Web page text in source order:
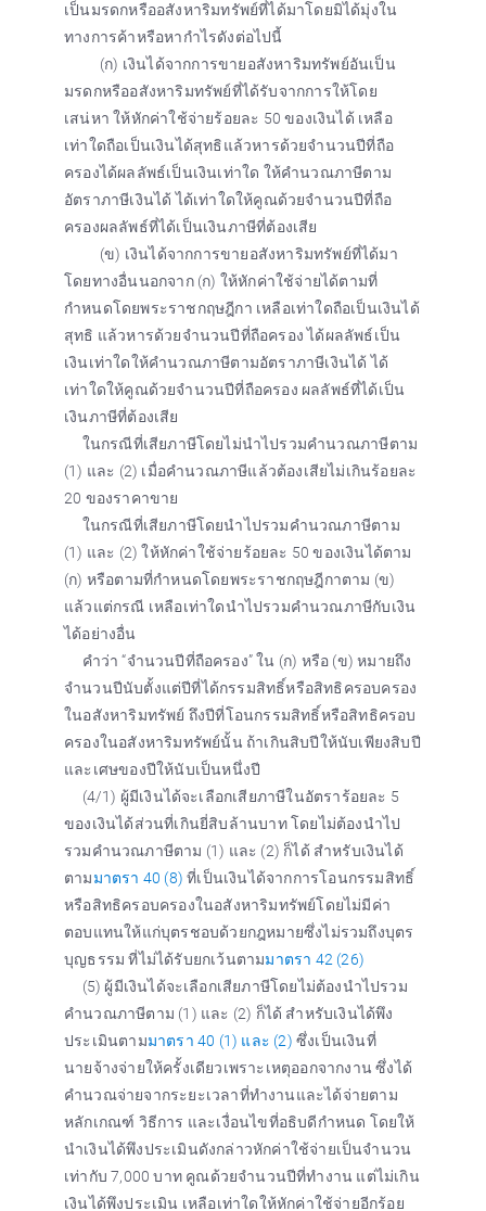
เป็นมรดกหรืออสังหาริมทรัพย์ที่ได้มาโดยมิได้มุ่งใน
ทางการค้าหรือหากำไรดังต่อไปนี้
(ก) เงินได้จากการขายอสังหาริมทรัพย์อันเป็น
มรดกหรืออสังหาริมทรัพย์ที่ได้รับจากการให้โดย
เสน่หา ให้หักค่าใช้จ่ายร้อยละ 50 ของเงินได้ เหลือ
เท่าใดถือเป็นเงินได้สุทธิแล้วหารด้วยจำนวนปีที่ถือ
ครองได้ผลลัพธ์เป็นเงินเท่าใด ให้คำนวณภาษีตาม
อัตราภาษีเงินได้ ได้เท่าใดให้คูณด้วยจำนวนปีที่ถือ
ครองผลลัพธ์ที่ได้เป็นเงินภาษีที่ต้องเสีย
(ข) เงินได้จากการขายอสังหาริมทรัพย์ที่ได้มา
โดยทางอื่นนอกจาก (ก) ให้หักค่าใช้จ่ายได้ตามที่
กำหนดโดยพระราชกฤษฎีกา เหลือเท่าใดถือเป็นเงินได้
สุทธิ แล้วหารด้วยจำนวนปีที่ถือครอง ได้ผลลัพธ์เป็น
เงินเท่าใดให้คำนวณภาษีตามอัตราภาษีเงินได้ ได้
เท่าใดให้คูณด้วยจำนวนปีที่ถือครอง ผลลัพธ์ที่ได้เป็น
เงินภาษีที่ต้องเสีย
ในกรณีที่เสียภาษีโดยไม่นำไปรวมคำนวณภาษีตาม
(1) และ (2) เมื่อคำนวณภาษีแล้วต้องเสียไม่เกินร้อยละ
20 ของราคาขาย
ในกรณีที่เสียภาษีโดยนำไปรวมคำนวณภาษีตาม
(1) และ (2) ให้หักค่าใช้จ่ายร้อยละ 50 ของเงินได้ตาม
(ก) หรือตามที่กำหนดโดยพระราชกฤษฎีกาตาม (ข)
แล้วแต่กรณี เหลือเท่าใดนำไปรวมคำนวณภาษีกับเงิน
ได้อย่างอื่น
คำว่า “จำนวนปีที่ถือครอง” ใน (ก) หรือ (ข) หมายถึง
จำนวนปีนับตั้งแต่ปีที่ได้กรรมสิทธิ์หรือสิทธิครอบครอง
ในอสังหาริมทรัพย์ ถึงปีที่โอนกรรมสิทธิ์หรือสิทธิครอบ
ครองในอสังหาริมทรัพย์นั้น ถ้าเกินสิบปีให้นับเพียงสิบปี
และเศษของปีให้นับเป็นหนึ่งปี
(4/1) ผู้มีเงินได้จะเลือกเสียภาษีในอัตราร้อยละ 5
ของเงินได้ส่วนที่เกินยี่สิบล้านบาท โดยไม่ต้องนำไป
รวมคำนวณภาษีตาม (1) และ (2) ก็ได้ สำหรับเงินได้
ตามมาตรา 40 (8) ที่เป็นเงินได้จากการโอนกรรมสิทธิ์
หรือสิทธิครอบครองในอสังหาริมทรัพย์โดยไม่มีค่า
ตอบแทนให้แก่บุตรชอบด้วยกฎหมายซึ่งไม่รวมถึงบุตร
บุญธรรม ที่ไม่ได้รับยกเว้นตามมาตรา 42 (26)
(5) ผู้มีเงินได้จะเลือกเสียภาษีโดยไม่ต้องนำไปรวม
คำนวณภาษีตาม (1) และ (2) ก็ได้ สำหรับเงินได้พึง
ประเมินตามมาตรา 40 (1) และ (2) ซึ่งเป็นเงินที่
นายจ้างจ่ายให้ครั้งเดียวเพราะเหตุออกจากงาน ซึ่งได้
คำนวณจ่ายจากระยะเวลาที่ทำงานและได้จ่ายตาม
หลักเกณฑ์ วิธีการ และเงื่อนไขที่อธิบดีกำหนด โดยให้
นำเงินได้พึงประเมินดังกล่าวหักค่าใช้จ่ายเป็นจำนวน
เท่ากับ 7,000 บาท คูณด้วยจำนวนปีที่ทำงาน แต่ไม่เกิน
เงินได้พึงประเมิน เหลือเท่าใดให้หักค่าใช้จ่ายอีกร้อย